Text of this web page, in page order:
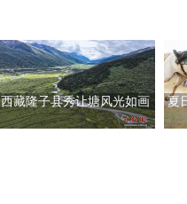
西藏隆子县秀让塘风光如画
夏